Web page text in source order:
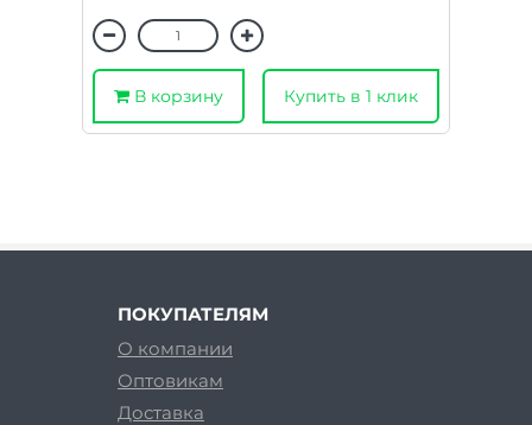
В корзину Купить в 1 клик
ПОКУПАТЕЛЯМ
О компании
Оптовикам
Доставка